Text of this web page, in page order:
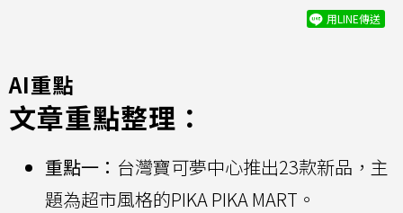
用LINE傳送
AI重點
文章重點整理：
重點一： 台灣寶可夢中心推出23款新品，主
題為超市風格的PIKA PIKA MART。